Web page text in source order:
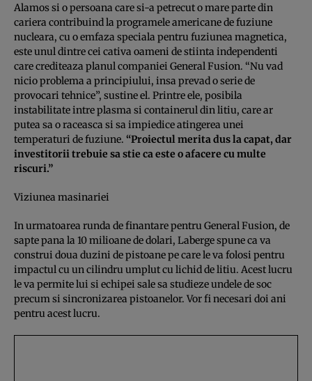
Alamos si o persoana care si-a petrecut o mare parte din
cariera contribuind la programele americane de fuziune
nucleara, cu o emfaza speciala pentru fuziunea magnetica,
este unul dintre cei cativa oameni de stiinta independenti
care crediteaza planul companiei General Fusion. “Nu vad
nicio problema a principiului, insa prevad o serie de
provocari tehnice”, sustine el. Printre ele, posibila
instabilitate intre plasma si containerul din litiu, care ar
putea sa o raceasca si sa impiedice atingerea unei
temperaturi de fuziune. “Proiectul merita dus la capat, dar
investitorii trebuie sa stie ca este o afacere cu multe
riscuri.”
Viziunea masinariei
In urmatoarea runda de finantare pentru General Fusion, de
sapte pana la 10 milioane de dolari, Laberge spune ca va
construi doua duzini de pistoane pe care le va folosi pentru
impactul cu un cilindru umplut cu lichid de litiu. Acest lucru
le va permite lui si echipei sale sa studieze undele de soc
precum si sincronizarea pistoanelor. Vor fi necesari doi ani
pentru acest lucru.